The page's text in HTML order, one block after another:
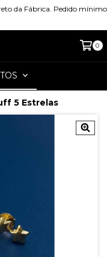
da Fábrica. Pedido mínimo
0
5 Estrelas